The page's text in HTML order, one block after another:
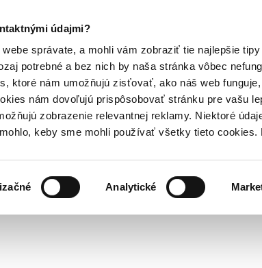
údajmi?
správate, a mohli vám zobraziť tie najlepšie tipy
potrebné a bez nich by naša stránka vôbec
ktoré nám umožňujú zisťovať, ako náš web
nám dovoľujú prispôsobovať stránku pre vašu
zobrazenie relevantnej reklamy. Niektoré
keby sme mohli používať všetky tieto cookies.
Analytické